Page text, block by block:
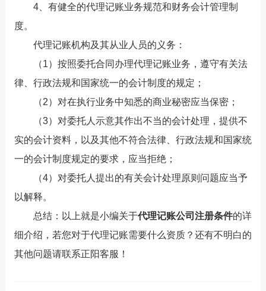
4、有健全的代理记账业务规范和财务会计管理制
度。
代理记账机构及其从业人员的义务：
（1）按照委托合同办理代理记账业务，遵守有关法
律、行政法规和国家统一的会计制度的规定；
（2）对在执行业务中知悉的商业秘密应当保密；
（3）对委托人示意其作出不当的会计处理，提供不
实的会计资料，以及其他不符合法律、行政法规和国家统
一的会计制度规定的要求，应当拒绝；
（4）对委托人提出的有关会计处理原则问题应当予
以解释。
总结：以上就是小编关于代理记账公司注册条件的详
细介绍，若您对于代理记账需要什么资质？还有不明白的
其他问题请联系正阳客服！